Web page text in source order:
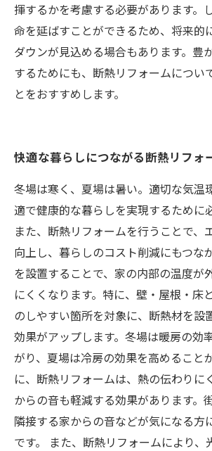
揮するかを考慮する必要があります。
命を延ばすことができるため、将来的
ダウンが見込める場合もあります。豊
するためにも、断熱リフォームについ
とをおすすめします。
快適な暮らしにつながる断熱リフォ
冬場は寒く、夏場は暑い。適切な気温
適で健康的な暮らしを実現するために
また、断熱リフォームを行うことで、
向上し、暮らしのコスト削減にもつな
を設置することで、家の内部の温度が
にくくなります。特に、壁・屋根・床
のしやすい箇所を対象に、断熱材を設
効果がアップします。冬場は暖房の効
がり、夏場は冷房の効果を高めること
に、断熱リフォームは、熱の伝わりに
からの音も軽減する効果があります。
隣接する家からの音などが気になる方
です。 また、断熱リフォームにより、